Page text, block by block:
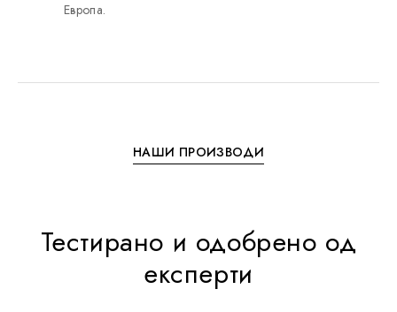
Европа.
НАШИ ПРОИЗВОДИ
Тестирано и одобрено од
експерти